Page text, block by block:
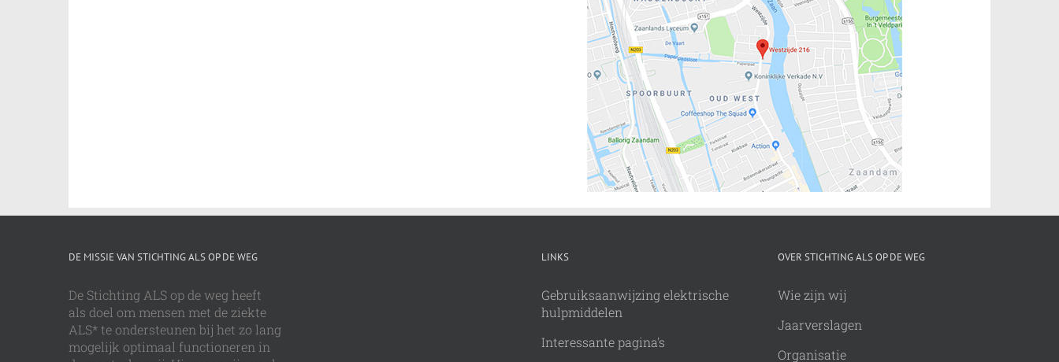
DE MISSIE VAN STICHTING ALS OP DE WEG
De Stichting ALS op de weg heeft
als doel om mensen met de ziekte
ALS* te ondersteunen bij het zo lang
mogelijk optimaal functioneren in
LINKS
Gebruiksaanwijzing elektrische
hulpmiddelen
Interessante pagina's
OVER STICHTING ALS OP DE WEG
Wie zijn wij
Jaarverslagen
Organisatie